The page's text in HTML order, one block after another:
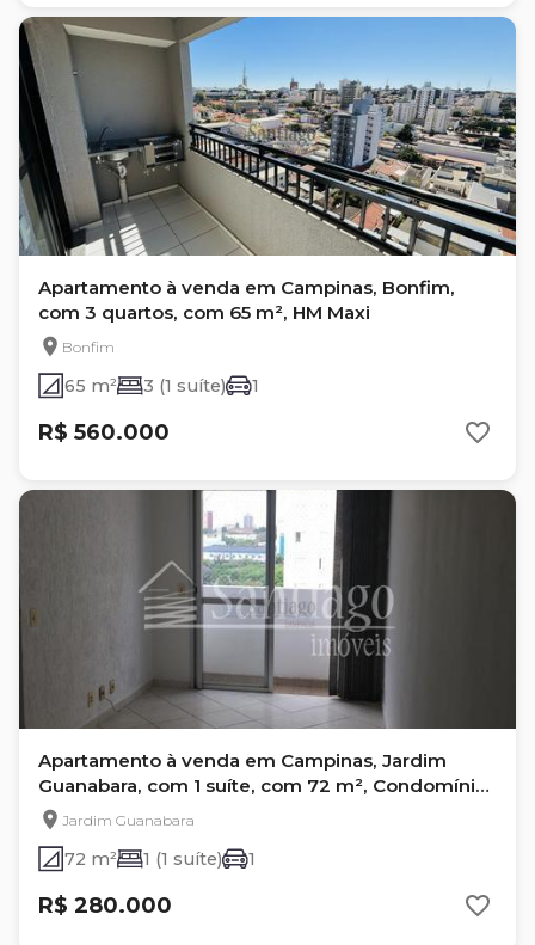
Apartamento à venda em Campinas, Bonfim,
com 3 quartos, com 65 m², HM Maxi
Bonfim
65 m² 3 (1 suíte) 1
R$ 560.000
Apartamento à venda em Campinas, Jardim
Guanabara, com 1 suíte, com 72 m², Condomínio
Belvedere
Jardim Guanabara
72 m² 1 (1 suíte) 1
R$ 280.000